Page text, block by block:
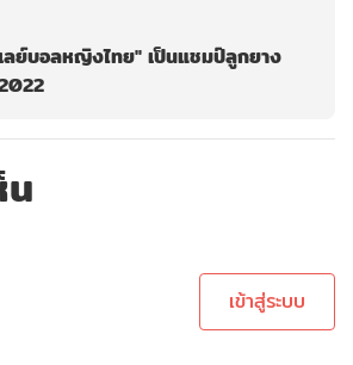
ลย์บอลหญิงไทย" เป็นแชมป์ลูกยาง
ณาเข้าสู่ระบบ
เข้าสู่ระบบ